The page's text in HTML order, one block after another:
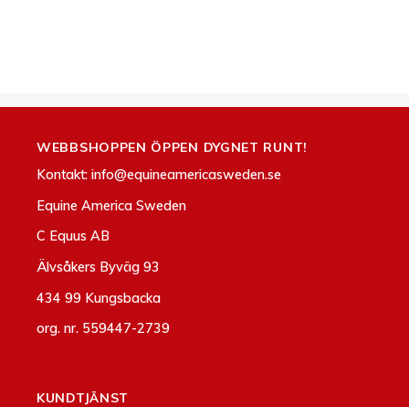
WEBBSHOPPEN ÖPPEN DYGNET RUNT!
Kontakt: info@equineamericasweden.se
Equine America Sweden
C Equus AB
Älvsåkers Byväg 93
434 99 Kungsbacka
org. nr. 559447-2739
KUNDTJÄNST